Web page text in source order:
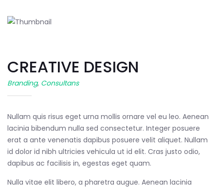
CREATIVE DESIGN
Branding, Consultans
Nullam quis risus eget urna mollis ornare vel eu leo. Aenean
lacinia bibendum nulla sed consectetur. Integer posuere
erat a ante venenatis dapibus posuere velit aliquet. Nullam
id dolor id nibh ultricies vehicula ut id elit. Cras justo odio,
dapibus ac facilisis in, egestas eget quam.
Nulla vitae elit libero, a pharetra augue. Aenean lacinia